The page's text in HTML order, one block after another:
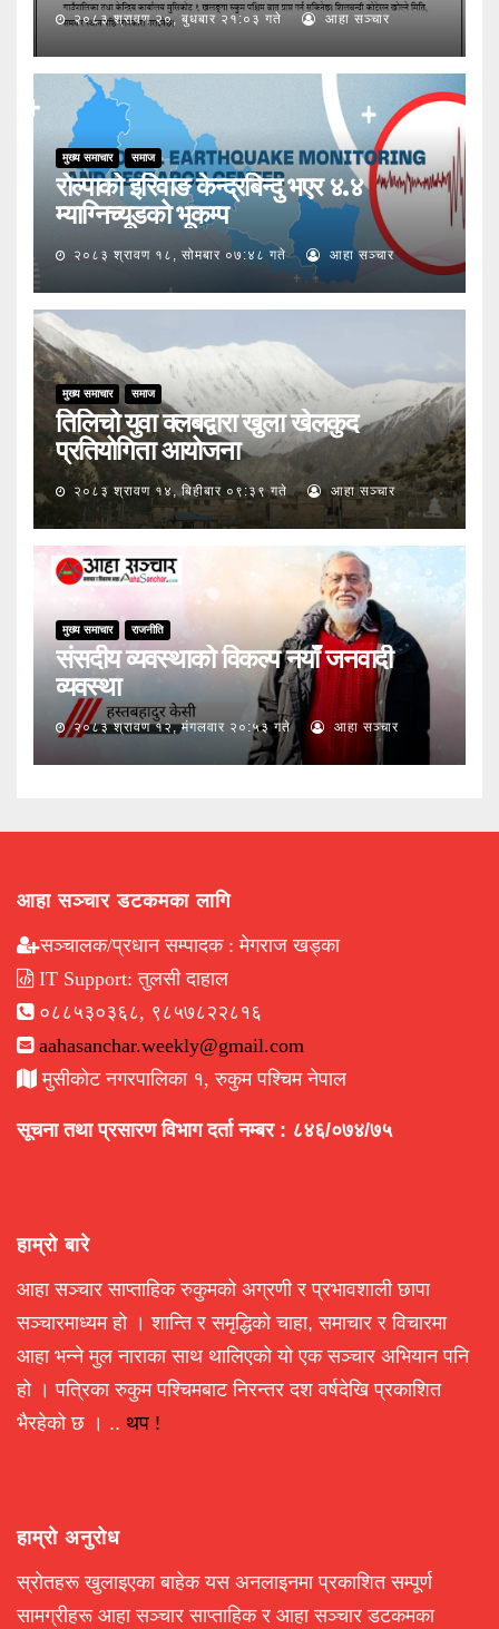
२०८३ श्रावण २०, बुधबार २१:०३ गते आहा सञ्चार
मुख्य समाचार समाज
रोल्पाको इरिवाङ केन्द्रबिन्दु भएर ४.४
म्याग्निच्यूडको भूकम्प
२०८३ श्रावण १८, सोमबार ०७:४८ गते आहा सञ्चार
मुख्य समाचार समाज
तिलिचो युवा क्लबद्वारा खुला खेलकुद
प्रतियोगिता आयोजना
२०८३ श्रावण १४, बिहीबार ०९:३९ गते आहा सञ्चार
मुख्य समाचार राजनीति
संसदीय व्यवस्थाको विकल्प नयाँ जनवादी
व्यवस्था
२०८३ श्रावण १२, मंगलवार २०:५३ गते आहा सञ्चार
आहा सञ्चार डटकमका लागि
सञ्चालक/प्रधान सम्पादक : मेगराज खड्का
IT Support: तुलसी दाहाल
०८८५३०३६८, ९८५७८२२८१६
aahasanchar.weekly@gmail.com
मुसीकोट नगरपालिका १, रुकुम पश्चिम नेपाल
सूचना तथा प्रसारण विभाग दर्ता नम्बर : ८४६/०७४/७५
हाम्रो बारे
आहा सञ्चार साप्ताहिक रुकुमको अग्रणी र प्रभावशाली छापा
सञ्चारमाध्यम हो । शान्ति र समृद्धिको चाहा, समाचार र विचारमा
आहा भन्ने मुल नाराका साथ थालिएको यो एक सञ्चार अभियान पनि
हो । पत्रिका रुकुम पश्चिमबाट निरन्तर दश वर्षदेखि प्रकाशित
भैरहेको छ । .. थप !
हाम्रो अनुरोध
स्रोतहरू खुलाइएका बाहेक यस अनलाइनमा प्रकाशित सम्पूर्ण
सामग्रीहरू आहा सञ्चार साप्ताहिक र आहा सञ्चार डटकमका